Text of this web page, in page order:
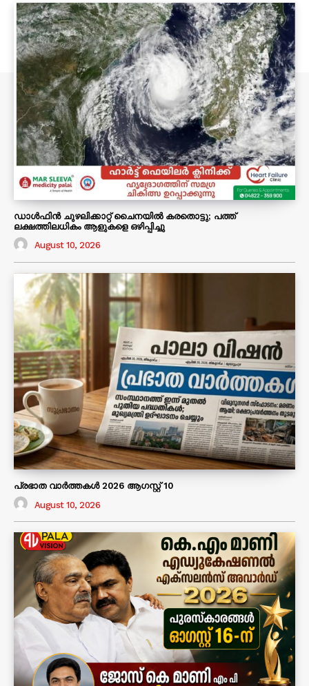
ഡാൾഫിൻ ചുഴലിക്കാറ്റ് ചൈനയിൽ കരതൊട്ടു; പത്ത്
ലക്ഷത്തിലധികം ആളുകളെ ഒഴിപ്പിച്ചു
August 10, 2026
പ്രഭാത വാർത്തകൾ 2026 ആഗസ്റ്റ് 10
August 10, 2026